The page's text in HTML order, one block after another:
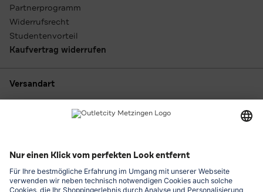
Partnerprogramm
Widerrufsrecht
Studentenvorteil
Kaufvertrag widerrufen
Versandart